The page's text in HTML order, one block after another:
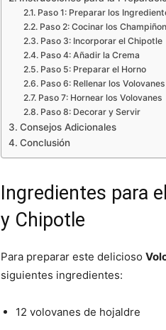
Paso 1: Preparar los
Paso 2: Cocinar los
Paso 3: Incorporar el Chipotle
Paso 4: Añadir la Crema
Paso 5: Preparar el Horno
Paso 6: Rellenar los Volovanes
Paso 7: Hornear los Volovanes
Paso 8: Decorar y Servir
Consejos Adicionales
Conclusión
Ingredientes para
y Chipotle
Para preparar este delicioso
siguientes ingredientes:
12 volovanes de hojaldre